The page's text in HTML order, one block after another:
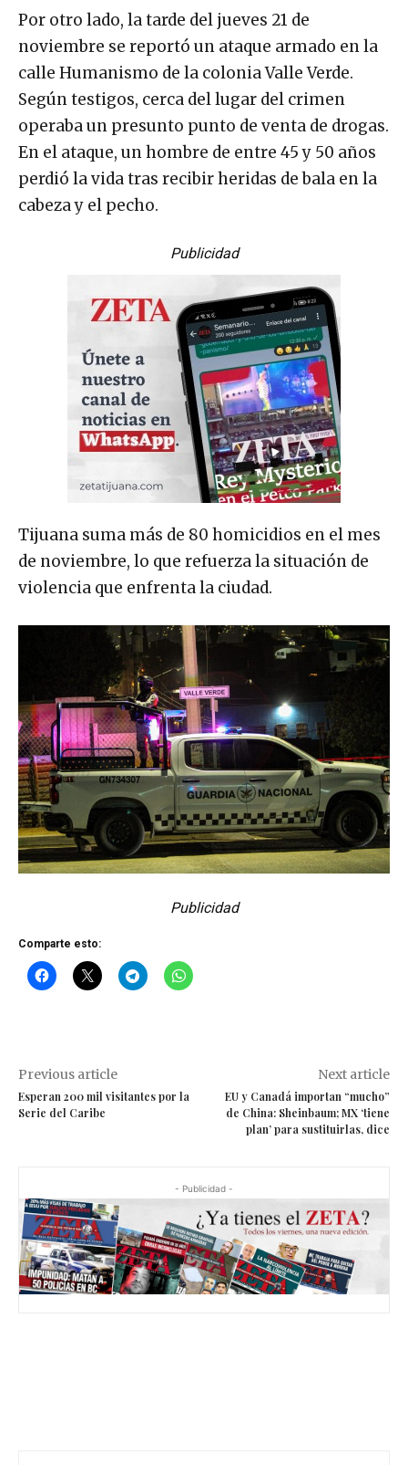
Por otro lado, la tarde del jueves 21 de
noviembre se reportó un ataque armado en la
calle Humanismo de la colonia Valle Verde.
Según testigos, cerca del lugar del crimen
operaba un presunto punto de venta de drogas.
En el ataque, un hombre de entre 45 y 50 años
perdió la vida tras recibir heridas de bala en la
cabeza y el pecho.
Publicidad
Tijuana suma más de 80 homicidios en el mes
de noviembre, lo que refuerza la situación de
violencia que enfrenta la ciudad.
Publicidad
Comparte esto:
Previous article
Esperan 200 mil visitantes por la
Serie del Caribe
Next article
EU y Canadá importan “mucho”
de China: Sheinbaum; MX ‘tiene
plan’ para sustituirlas, dice
- Publicidad -